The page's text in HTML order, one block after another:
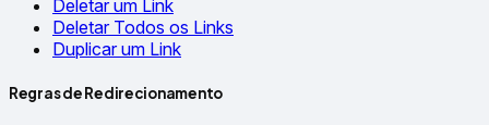
Deletar um Link
Deletar Todos os Links
Duplicar um Link
Regras de Redirecionamento